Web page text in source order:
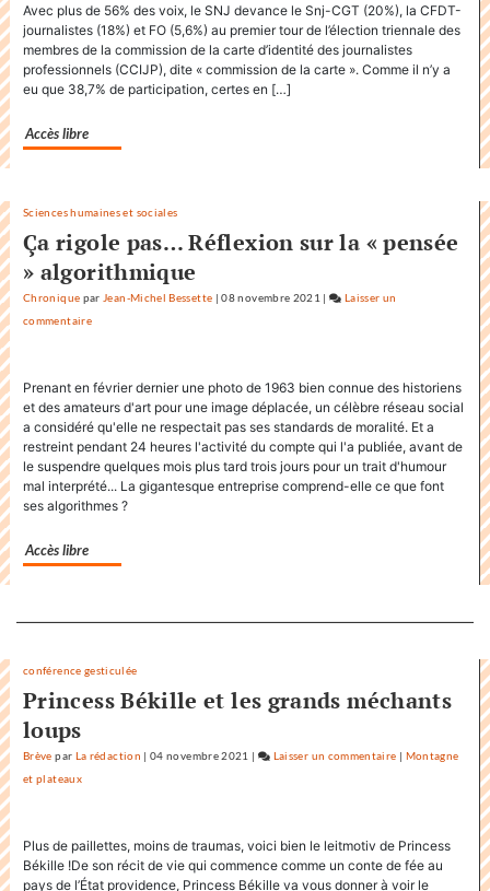
«
Avec plus de 56% des voix, le SNJ devance le Snj-CGT (20%), la CFDT-
journalistes (18%) et FO (5,6%) au premier tour de l’élection triennale des
membres de la commission de la carte d’identité des journalistes
professionnels (CCIJP), dite « commission de la carte ». Comme il n’y a
eu que 38,7% de participation, certes en […]
Accès libre
Sciences humaines et sociales
Ça rigole pas… Réflexion sur la « pensée
» algorithmique
Chronique par Jean-Michel Bessette |08 novembre 2021 |
Laisser un
commentaireon
le
titre
«
»
dans
Prenant en février dernier une photo de 1963 bien connue des historiens
et des amateurs d'art pour une image déplacée, un célèbre réseau social
a considéré qu'elle ne respectait pas ses standards de moralité. Et a
restreint pendant 24 heures l'activité du compte qui l'a publiée, avant de
le suspendre quelques mois plus tard trois jours pour un trait d'humour
mal interprété... La gigantesque entreprise comprend-elle ce que font
ses algorithmes ?
Accès libre
conférence gesticulée
Princess Békille et les grands méchants
loups
Brève par La rédaction |04 novembre 2021 | Laisser un commentaire on
titre
«
| Montagne
et plateaux
Plus de paillettes, moins de traumas, voici bien le leitmotiv de Princess
Békille !De son récit de vie qui commence comme un conte de fée au
pays de l’État providence, Princess Békille va vous donner à voir le